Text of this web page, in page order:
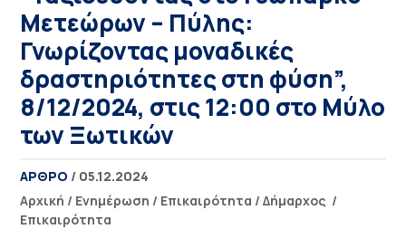
Μετεώρων – Πύλης:
Γνωρίζοντας μοναδικές
δραστηριότητες στη φύση”,
8/12/2024, στις 12:00 στο Μύλο
των Ξωτικών
ΑΡΘΡΟ / 05.12.2024
Αρχική / Ενημέρωση / Επικαιρότητα /Δήμαρχος /
Επικαιρότητα